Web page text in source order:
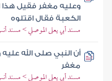
وعليه مغفر فقيل هذا
الكعبة فقال اقتلوه
مسند أبي يعلى الموصلي >
أن النبي صلى الله
مغفر
مسند أبي يعلى الموصلي >